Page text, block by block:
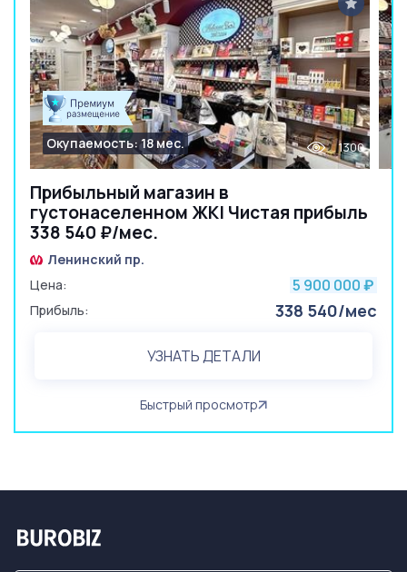
Прибыльный магазин в
густонаселенном ЖК| Чистая прибыль
338 540 ₽/мес.
Окупаемость: 18 мес. 1300
Ленинский пр.
Цена:
5 900 000 ₽
Прибыль: 338 540/мес
УЗНАТЬ ДЕТАЛИ
Быстрый просмотр